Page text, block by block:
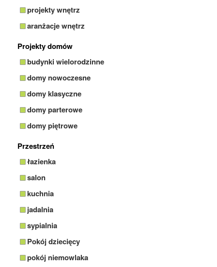
projekty wnętrz
aranżacje wnętrz
Projekty domów
budynki wielorodzinne
domy nowoczesne
domy klasyczne
domy parterowe
domy piętrowe
Przestrzeń
łazienka
salon
kuchnia
jadalnia
sypialnia
Pokój dziecięcy
pokój niemowlaka